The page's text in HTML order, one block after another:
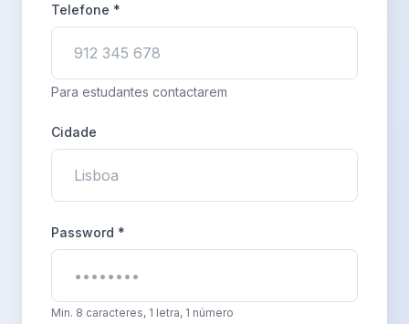
Telefone *
Para estudantes contactarem
Cidade
Password *
Min. 8 caracteres, 1 letra, 1 número